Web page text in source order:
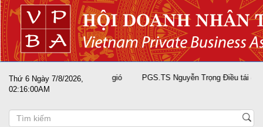
Thứ 6 Ngày 7/8/2026,
02:16:01AM
nghiệp vượt sóng gió PGS.TS Nguyễn Trọng Điều tái đắc cử